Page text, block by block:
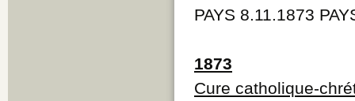
PAYS 8.11.1873
1873
Cure catholique-